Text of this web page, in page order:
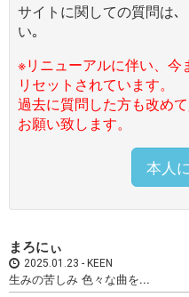
サイトに関しての質問は､
い｡
※リニューアルに伴い、
リセットされています。
過去に質問した方も改め
お願い致します。
本人
まろにぃ
2025.01.23 KEEN
生みの苦しみ 色々な曲を...